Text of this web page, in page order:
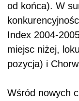
od końca). W
Index 2004-
miejsc niżej,
pozycja) i
Wśród nowych